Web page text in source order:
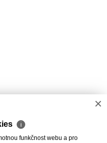
×
ℹ
funkčnost webu a pro